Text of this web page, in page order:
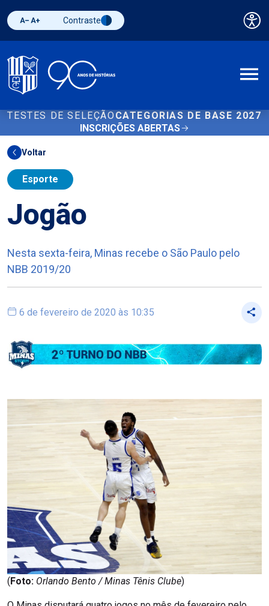
Diminuir fonte
Aumentar fonteAlternar contraste
Contraste
TESTES DE SELEÇÃO CATEGORIAS DE BASE 2027
INSCRIÇÕES ABERTAS
Voltar
Esporte
Jogão
Nesta sexta-feira, Minas recebe o São Paulo pelo
NBB 2019/20
6 de fevereiro de 2020 às 10:35
( Foto: Orlando Bento / Minas Tênis Clube)